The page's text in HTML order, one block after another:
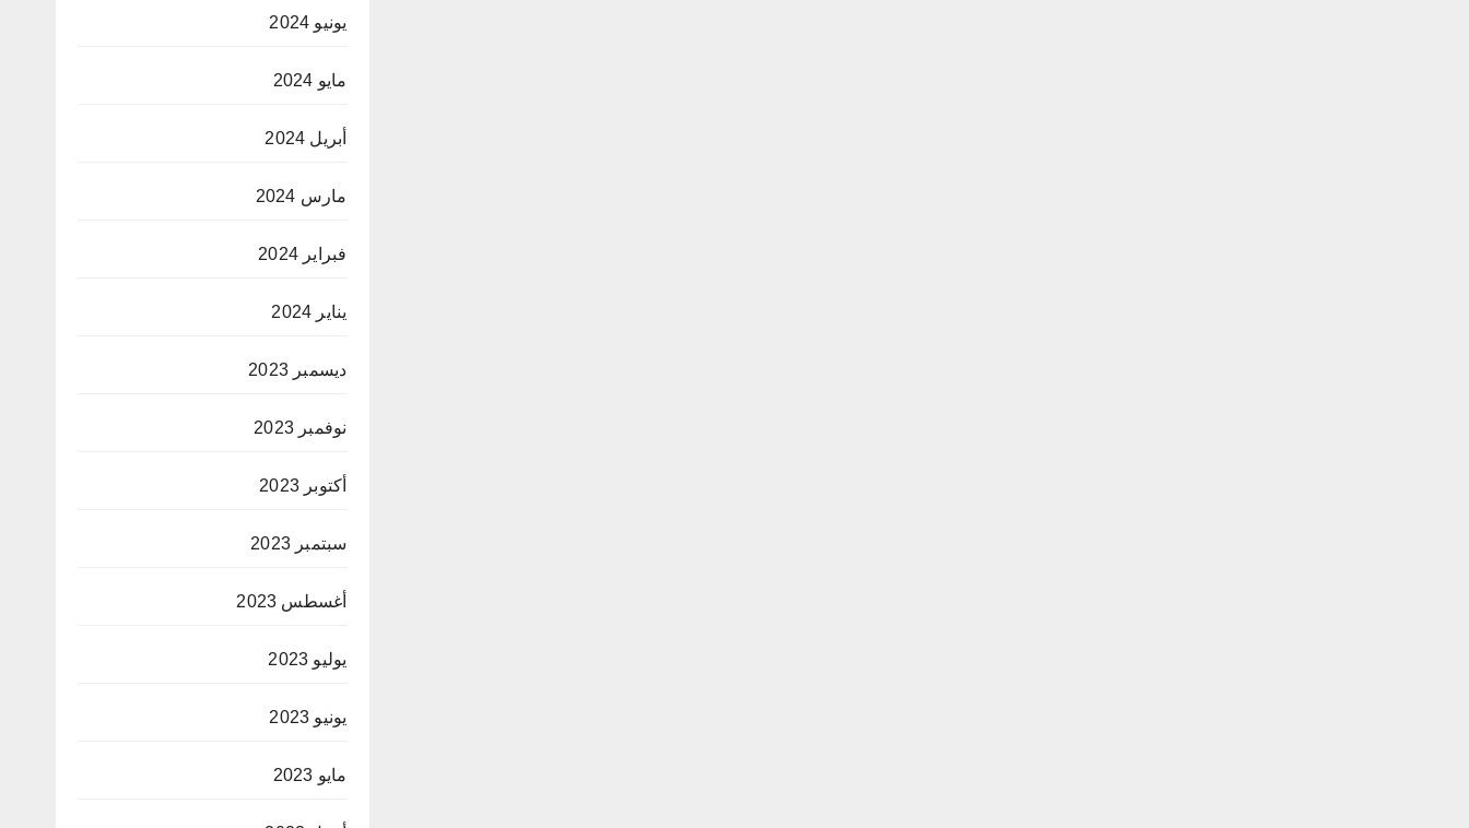
يونيو 2024
مايو 2024
أبريل 2024
مارس 2024
فبراير 2024
يناير 2024
ديسمبر 2023
نوفمبر 2023
أكتوبر 2023
سبتمبر 2023
أغسطس 2023
يوليو 2023
يونيو 2023
مايو 2023